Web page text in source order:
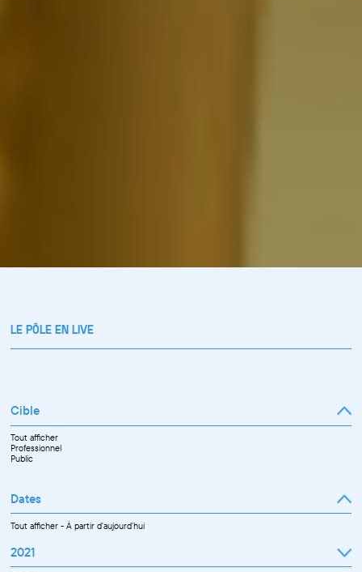
LE PÔLE EN LIVE
Cible
Tout afficher
Professionnel
Public
Dates
Tout afficher-À partir d'aujourd'hui
2021